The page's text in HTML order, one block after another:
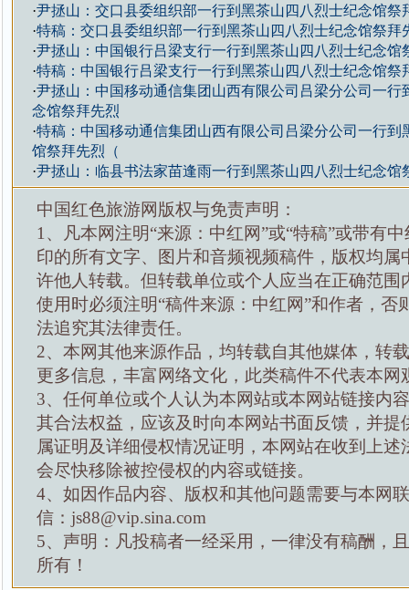
·尹拯山：交口县委组织部一行到黑茶山四八烈士纪念馆祭
·特稿：交口县委组织部一行到黑茶山四八烈士纪念馆祭拜
·尹拯山：中国银行吕梁支行一行到黑茶山四八烈士纪念馆
·特稿：中国银行吕梁支行一行到黑茶山四八烈士纪念馆祭
·尹拯山：中国移动通信集团山西有限公司吕梁分公司一行
念馆祭拜先烈
·特稿：中国移动通信集团山西有限公司吕梁分公司一行到
馆祭拜先烈（
·尹拯山：临县书法家苗逢雨一行到黑茶山四八烈士纪念馆
中国红色旅游网版权与免责声明：
1、凡本网注明“来源：中红网”或“特稿”或带有
印的所有文字、图片和音频视频稿件，版权均属
许他人转载。但转载单位或个人应当在正确范围
使用时必须注明“稿件来源：中红网”和作者，否
法追究其法律责任。
2、本网其他来源作品，均转载自其他媒体，转
更多信息，丰富网络文化，此类稿件不代表本网
3、任何单位或个人认为本网站或本网站链接内
其合法权益，应该及时向本网站书面反馈，并提
属证明及详细侵权情况证明，本网站在收到上述
会尽快移除被控侵权的内容或链接。
4、如因作品内容、版权和其他问题需要与本网
信：js88@vip.sina.com
5、声明：凡投稿者一经采用，一律没有稿酬，
所有！